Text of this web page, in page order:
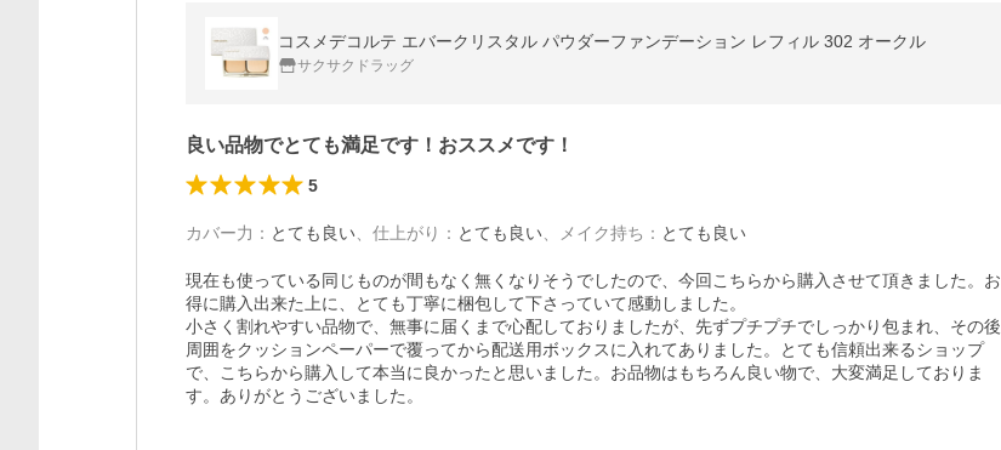
コスメデコルテ エバークリスタル パウダーファンデーション レフィル 302 オークル
サクサクドラッグ
良い品物でとても満足です！おススメです！
5
カバー力 ： とても良い 仕上がり ： とても良い メイク持ち ： とても良い
現在も使っている同じものが間もなく無くなりそうでしたので、今回こちらから購入させて頂きました。お
得に購入出来た上に、とても丁寧に梱包して下さっていて感動しました。
小さく割れやすい品物で、無事に届くまで心配しておりましたが、先ずプチプチでしっかり包まれ、その後
周囲をクッションペーパーで覆ってから配送用ボックスに入れてありました。とても信頼出来るショップ
で、こちらから購入して本当に良かったと思いました。お品物はもちろん良い物で、大変満足しておりま
す。ありがとうございました。